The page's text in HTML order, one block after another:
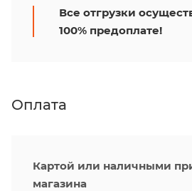
Все отгрузки
100% предоплате!
Оплата
Картой или наличными
магазина